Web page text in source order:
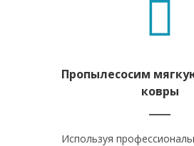
Пропылесосим
ковры
Используя